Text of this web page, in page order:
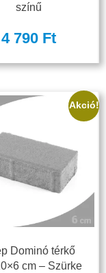
színű
4 790 Ft
Akció!
Dominó térkő
cm – Szürke